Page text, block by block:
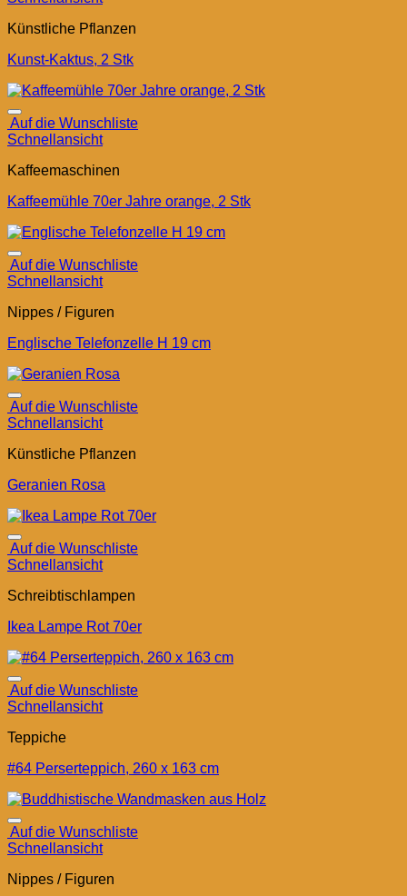
Künstliche Pflanzen
Kunst-Kaktus, 2 Stk
Auf die Wunschliste
Schnellansicht
Kaffeemaschinen
Kaffeemühle 70er Jahre orange, 2 Stk
Auf die Wunschliste
Schnellansicht
Nippes / Figuren
Englische Telefonzelle H 19 cm
Auf die Wunschliste
Schnellansicht
Künstliche Pflanzen
Geranien Rosa
Auf die Wunschliste
Schnellansicht
Schreibtischlampen
Ikea Lampe Rot 70er
Auf die Wunschliste
Schnellansicht
Teppiche
#64 Perserteppich, 260 x 163 cm
Auf die Wunschliste
Schnellansicht
Nippes / Figuren